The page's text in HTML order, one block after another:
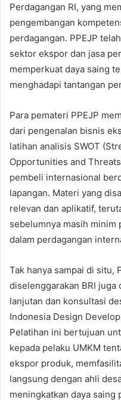
Perdagangan RI, yang
pengembangan
perdagangan. PPEJP
sektor ekspor dan jasa
memperkuat daya saing
menghadapi tantangan
Para pemateri PPEJP
dari pengenalan bisnis
latihan analisis SWOT
Opportunities and
pembeli internasional
lapangan. Materi yang
relevan dan aplikatif,
sebelumnya masih minim
dalam perdagangan
Tak hanya sampai di situ,
diselenggarakan BRI
lanjutan dan konsultasi
Indonesia Design
Pelatihan ini bertujuan
kepada pelaku UMKM
ekspor produk,
langsung dengan ahli
meningkatkan daya saing